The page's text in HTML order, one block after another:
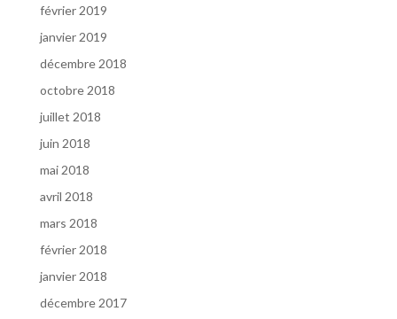
février 2019
janvier 2019
décembre 2018
octobre 2018
juillet 2018
juin 2018
mai 2018
avril 2018
mars 2018
février 2018
janvier 2018
décembre 2017